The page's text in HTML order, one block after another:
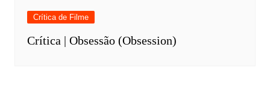
Crítica de Filme
Crítica | Obsessão (Obsession)